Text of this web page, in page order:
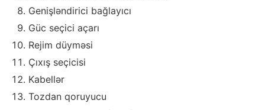
Genişləndirici bağlayıcı
Güc seçici açarı
Rejim düyməsi
Çıxış seçicisi
Kabellər
Tozdan qoruyucu